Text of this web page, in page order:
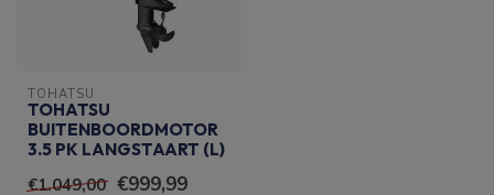
TOHATSU
TOHATSU
BUITENBOORDMOTOR
3.5 PK LANGSTAART (L)
€1.049,00 €999,99